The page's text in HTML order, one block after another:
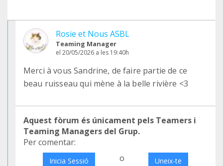
Rosie et Nous ASBL
Teaming Manager
el 20/05/2026 a les 19:40h
Merci à vous Sandrine, de faire partie de ce
beau ruisseau qui mène à la belle rivière <3
Aquest fòrum és únicament pels Teamers i
Teaming Managers del Grup.
Per comentar:
Inicia Sessió o Uneix-te